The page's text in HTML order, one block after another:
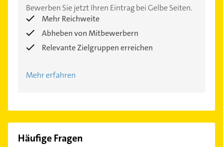
Bewerben Sie jetzt Ihren Eintrag bei Gelbe Seiten.
Mehr Reichweite
Abheben von Mitbewerbern
Relevante Zielgruppen erreichen
Mehr erfahren
Häufige Fragen